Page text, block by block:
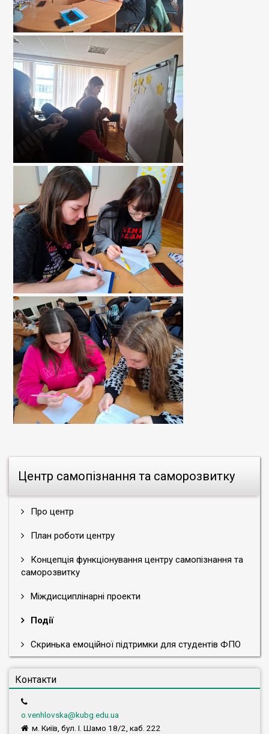
Центр самопізнання та саморозвитку
Про центр
План роботи центру
Концепція функціонування центру самопізнання та
саморозвитку
Міждисциплінарні проекти
Події
Скринька емоційної підтримки для студентів ФПО
Контакти
o.venhlovska@kubg.edu.ua
м. Київ, бул. І. Шамо 18/2, каб. 222